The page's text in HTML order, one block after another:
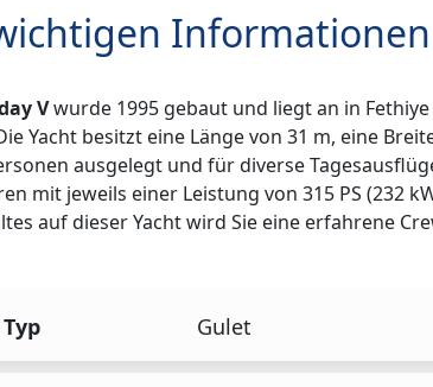
Informationen
Vwurde 1995 gebaut und liegt an in
Yacht besitzt eine Länge von 31 m, eine
ausgelegt und für diverse
mit jeweils einer Leistung von 315 PS (232
auf dieser Yacht wird Sie eine erfahrene
Gulet